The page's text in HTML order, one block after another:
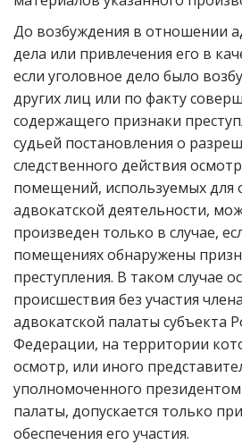
До возбуждения в отношении
дела или привлечения его в
если уголовное дело было
других лиц или по факту
содержащего признаки
судьей постановления о
следственного действия
помещений, используемых для
адвокатской деятельности,
произведен только в случае,
помещениях обнаружены
преступления. В таком случае
происшествия без участия
адвокатской палаты субъекта
Федерации, на территории
осмотр, или иного
уполномоченного
палаты, допускается только
обеспечения его участия.